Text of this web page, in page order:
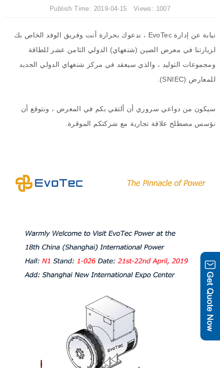
Publish Time: 2019-04-15 Views: 1007
نيابة عن إدارة EvoTec ، ندعوك بحرارة أنت وفريق الوفد الخاص بك
لزيارتنا في معرض الصين (شنغهاي) الدولي الثامن عشر للطاقة
ومجموعات التوليد ، والذي سيعقد في مركز شنغهاي الدولي الجديد
للمعارض (SNIEC).
سيكون من دواعي سروري أن ألتقي بكم في المعرض ، ونتوقع أن
نؤسس مصطلح علاقة تجارية مع شركتكم الموقرة